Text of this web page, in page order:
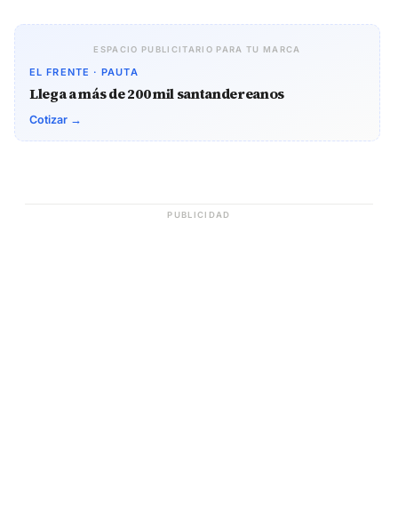
ESPACIO PUBLICITARIO PARA TU MARCA
EL FRENTE · PAUTA
Llega a más de 200 mil santandereanos
Cotizar →
PUBLICIDAD